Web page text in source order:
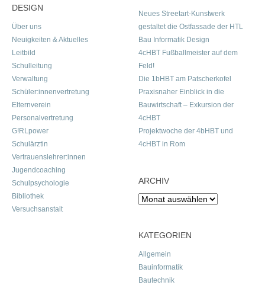
DESIGN
Über uns
Neuigkeiten & Aktuelles
Leitbild
Schulleitung
Verwaltung
Schüler:innenvertretung
Elternverein
Personalvertretung
G!RLpower
Schulärztin
Vertrauenslehrer:innen
Jugendcoaching
Schulpsychologie
Bibliothek
Versuchsanstalt
Neues Streetart-Kunstwerk
gestaltet die Ostfassade der HTL
Bau Informatik Design
4cHBT Fußballmeister auf dem
Feld!
Die 1bHBT am Patscherkofel
Praxisnaher Einblick in die
Bauwirtschaft – Exkursion der
4cHBT
Projektwoche der 4bHBT und
4cHBT in Rom
ARCHIV
Archiv
KATEGORIEN
Allgemein
Bauinformatik
Bautechnik